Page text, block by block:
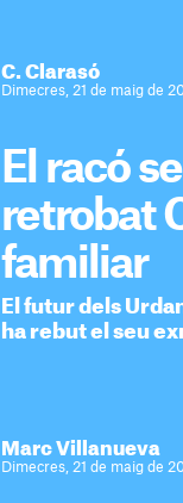
C. Clarasó
Dimecres, 21 de maig de
El racó
retrobat
familiar
El futur dels
ha rebut el seu
Marc Villanueva
Dimecres, 21 de maig de